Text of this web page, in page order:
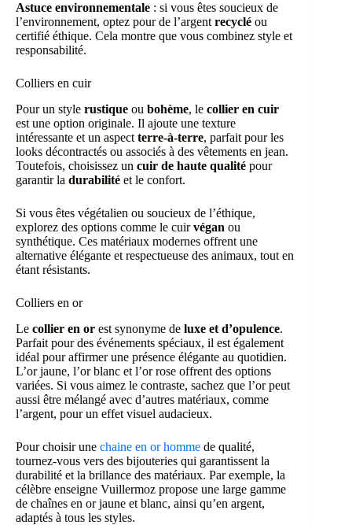
Astuce environnementale : si vous êtes soucieux de
l’environnement, optez pour de l’argent recyclé ou
certifié éthique. Cela montre que vous combinez style et
responsabilité.
Colliers en cuir
Pour un style rustique ou bohème, le collier en cuir
est une option originale. Il ajoute une texture
intéressante et un aspect terre-à-terre, parfait pour les
looks décontractés ou associés à des vêtements en jean.
Toutefois, choisissez un cuir de haute qualité pour
garantir la durabilité et le confort.
Si vous êtes végétalien ou soucieux de l’éthique,
explorez des options comme le cuirvégan ou
synthétique. Ces matériaux modernes offrent une
alternative élégante et respectueuse des animaux, tout en
étant résistants.
Colliers en or
Le collier en or est synonyme de luxe et d’opulence.
Parfait pour des événements spéciaux, il est également
idéal pour affirmer une présence élégante au quotidien.
L’or jaune, l’or blanc et l’or rose offrent des options
variées. Si vous aimez le contraste, sachez que l’or peut
aussi être mélangé avec d’autres matériaux, comme
l’argent, pour un effet visuel audacieux.
Pour choisir une chaine en or homme de qualité,
tournez-vous vers des bijouteries qui garantissent la
durabilité et la brillance des matériaux. Par exemple, la
célèbre enseigne Vuillermoz propose une large gamme
de chaînes en or jaune et blanc, ainsi qu’en argent,
adaptés à tous les styles.